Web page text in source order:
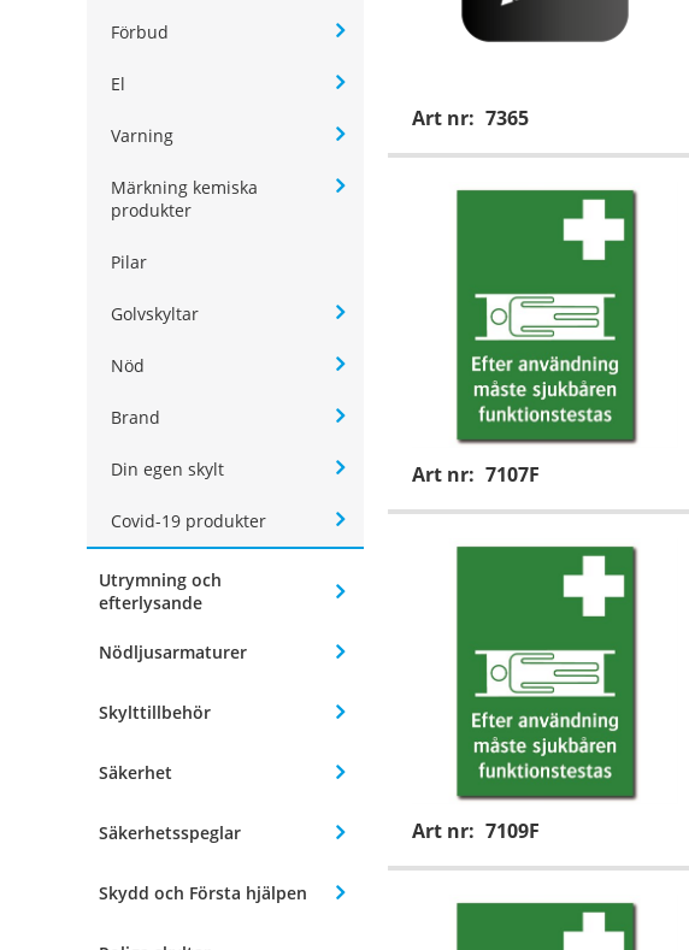
Förbud
El
Varning
Märkning kemiska
produkter
Pilar
Golvskyltar
Nöd
Brand
Din egen skylt
Covid-19 produkter
Utrymning och
efterlysande
Nödljusarmaturer
Skylttillbehör
Säkerhet
Säkerhetsspeglar
Skydd och Första hjälpen
Art nr: 7365
Art nr: 7107F
Art nr: 7109F